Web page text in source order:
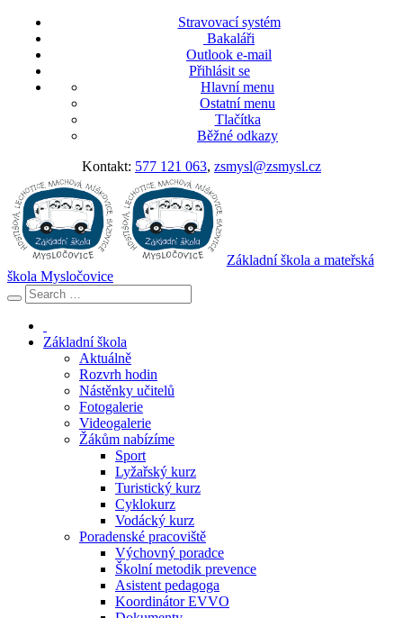
Stravovací systém
Bakaláři
Outlook e-mail
Přihlásit se
Hlavní menu
Ostatní menu
Tlačítka
Běžné odkazy
Kontakt: 577 121 063, zsmysl@zsmysl.cz
Základní škola a mateřská
škola Mysločovice
Základní škola
Aktuálně
Rozvrh hodin
Nástěnky učitelů
Fotogalerie
Videogalerie
Žákům nabízíme
Sport
Lyžařský kurz
Turistický kurz
Cyklokurz
Vodácký kurz
Poradenské pracoviště
Výchovný poradce
Školní metodik prevence
Asistent pedagoga
Koordinátor EVVO